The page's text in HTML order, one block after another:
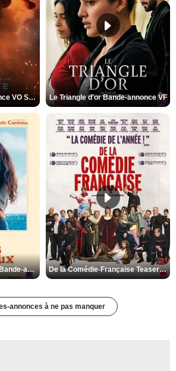
L'Odyssée Bande-annonce VO STFR Le Triangle d'or Bande-annonce VF
Les Matins merveilleux Bande-annonce VF De la Comédie-Française Teaser VF
annonces à ne pas manquer